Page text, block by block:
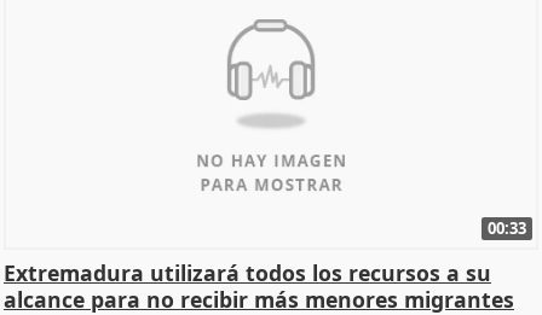
00:33
Extremadura utilizará todos los recursos a su
alcance para no recibir más menores migrantes